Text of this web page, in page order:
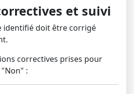
et suivi
identifié doit être corrigé
correctives prises pour
: